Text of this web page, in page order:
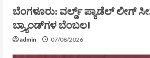
ಬೆಂಗಳೂರು: ವರ್ಲ್ಡ್ ಪ್ಯಾಡೆಲ್ ಲೀಗ್
ಬ್ರ್ಯಾಂಡ್‌ಗಳ ಬೆಂಬಲ!
admin 07/08/2026